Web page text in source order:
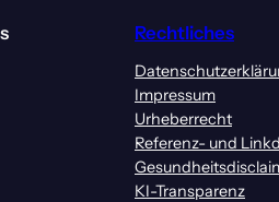
Rechtliches
Impressum
Urheberrecht
Referenz- und
KI-Transparenz